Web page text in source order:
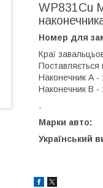
WP831Cu
Номер для
Краї
Поставляється
Наконечник А
Наконечник В
.
Марки авто:
Український